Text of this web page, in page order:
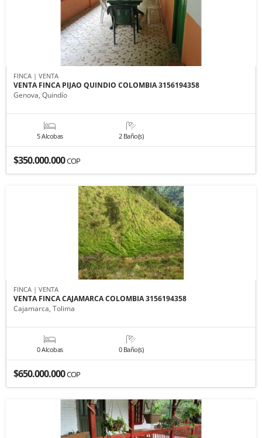
FINCA | VENTA
VENTA FINCA PIJAO QUINDIO COLOMBIA 3156194358
Genova, Quindío
5 Alcobas 2 Baño(s)
$350.000.000COP
FINCA | VENTA
VENTA FINCA CAJAMARCA COLOMBIA 3156194358
Cajamarca, Tolima
0 Alcobas 0 Baño(s)
$650.000.000COP